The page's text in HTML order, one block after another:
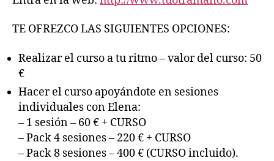
TE OFREZCO LAS SIGUIENTES OPCIONES:
Realizar el curso a tu ritmo – valor del curso: 50
€
Hacer el curso apoyándote en sesiones
individuales con Elena:
– 1 sesión – 60 € + CURSO
– Pack 4 sesiones – 220 € + CURSO
– Pack 8 sesiones – 400 € (CURSO incluido).